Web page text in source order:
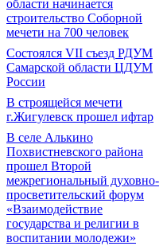
области начинается
строительство Соборной
мечети на 700 человек
Состоялся VII съезд РДУМ
Самарской области ЦДУМ
России
В строящейся мечети
г.Жигулевск прошел ифтар
В селе Алькино
Похвистневского района
прошел Второй
межрегиональный духовно-
просветительский форум
«Взаимодействие
государства и религии в
воспитании молодежи»